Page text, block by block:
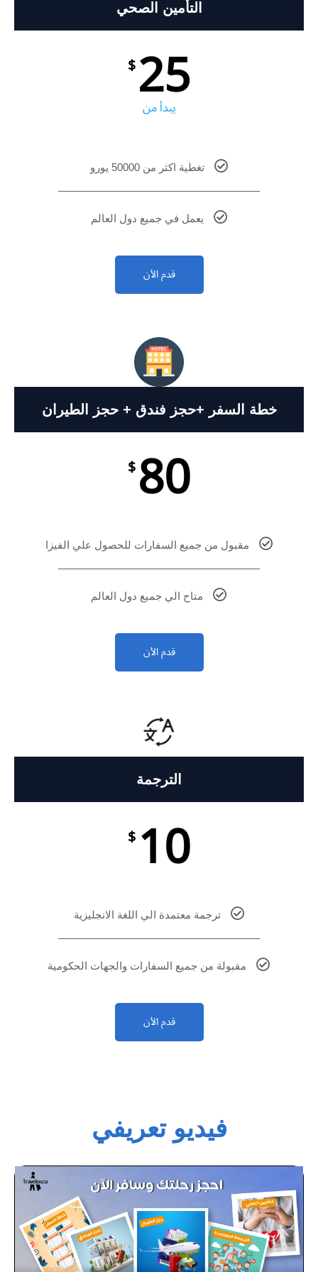
التأمين الصحي
25
$
يبدأ من
تغطية اكثر من 50000 يورو
يعمل في جميع دول العالم
قدم الأن
خطة السفر +حجز فندق + حجز الطيران
80
$
مقبول من جميع السفارات للحصول علي الفيزا
متاح الي جميع دول العالم
قدم الأن
الترجمة
10
$
ترجمة معتمدة الي اللغة الانجليزية
مقبولة من جميع السفارات والجهات الحكومية
قدم الأن
فيديو تعريفي